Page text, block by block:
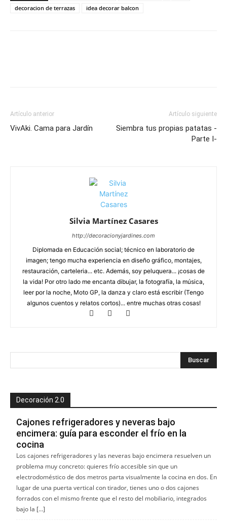
decoracion de terrazas
idea decorar balcon
Artículo anterior
VivAki. Cama para Jardín
Artículo siguiente
Siembra tus propias patatas -
Parte I-
Silvia Martínez Casares
http://decoracionyjardines.com
Diplomada en Educación social; técnico en laboratorio de
imagen; tengo mucha experiencia en diseño gráfico, montajes,
restauración, carteleria... etc. Además, soy peluquera... ¡cosas de
la vida! Por otro lado me encanta dibujar, la fotografía, la música,
leer por la noche, Moto GP, la danza y claro está escribir (Tengo
algunos cuentos y relatos cortos)... entre muchas otras cosas!
Decoración 2.0
Cajones refrigeradores y neveras bajo
encimera: guía para esconder el frío en la
cocina
Los cajones refrigeradores y las neveras bajo encimera resuelven un
problema muy concreto: quieres frío accesible sin que un
electrodoméstico de dos metros parta visualmente la cocina en dos. En
lugar de una puerta vertical con tirador, tienes uno o dos cajones
forrados con el mismo frente que el resto del mobiliario, integrados
bajo la […]